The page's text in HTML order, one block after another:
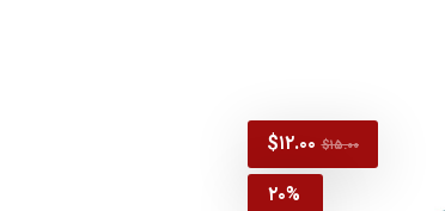
$۱۵.۰۰ $۱۲.۰۰
۲۰%